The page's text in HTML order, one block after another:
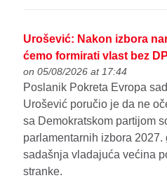
Urošević: Nakon izbora
ćemo formirati vlast bez
on 05/08/2026 at 17:44
Poslanik Pokreta Evropa
Urošević poručio je da ne
sa Demokratskom partijom
parlamentarnih izbora
sadašnja vladajuća većina
stranke.